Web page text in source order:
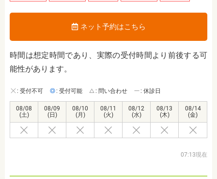
ネット予約はこちら
時間は想定時間であり、実際の受付時間より前後する可
能性があります。
: 受付不可 : 受付可能 : 問い合わせ : 休診日
08/08
(土)
08/09
(日)
08/10
(月)
08/11
(火)
08/12
(水)
08/13
(木)
08/14
(金)
07:13現在